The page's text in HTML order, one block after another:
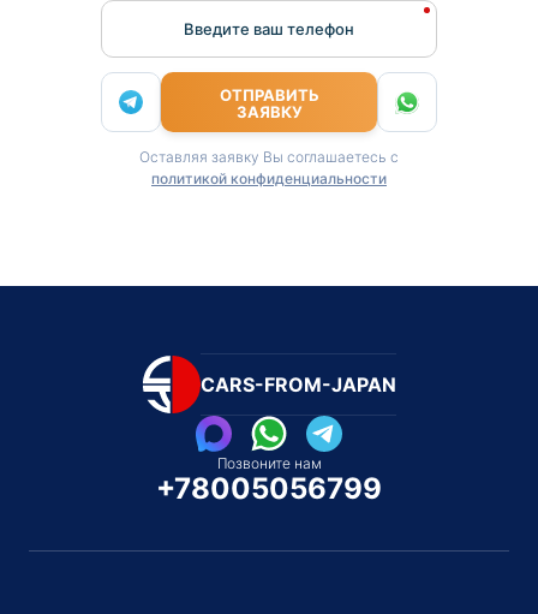
Введите ваш телефон
ОТПРАВИТЬ
ЗАЯВКУ
Оставляя заявку Вы соглашаетесь с
политикой конфиденциальности
CARS-FROM-JAPAN
Позвоните нам
+78005056799